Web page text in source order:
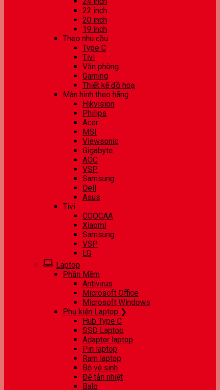
22 inch
20 inch
19 inch
Theo nhu cầu
Type C
Tivi
Văn phòng
Gaming
Thiết kế đồ hoạ
Màn hình theo hãng
Hikvision
Philips
Acer
MSI
Viewsonic
Gigabyte
AOC
VSP
Samsung
Dell
Asus
Tivi
COOCAA
Xiaomi
Samsung
VSP
LG
Laptop
Phần Mềm
Antivirus
Microsoft Office
Microsoft Windows
Phụ kiện Laptop ❯
Hub Type C
SSD Laptop
Adapter laptop
Pin laptop
Ram laptop
Bộ vệ sinh
Đế tản nhiệt
Balo